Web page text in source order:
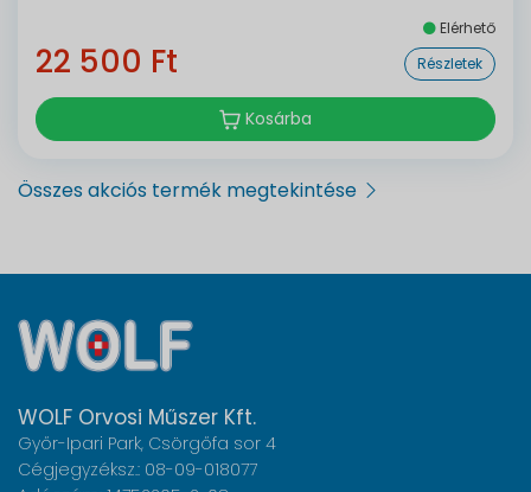
Elérhető
22 500 Ft Részletek
Kosárba
Összes akciós termék megtekintése
WOLF Orvosi Műszer Kft.
Győr-Ipari Park, Csörgőfa sor 4
Cégjegyzéksz.: 08-09-018077